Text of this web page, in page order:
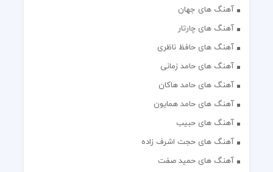
آهنگ های جهان
آهنگ های چارتار
آهنگ های حافظ ناظری
آهنگ های حامد زمانی
آهنگ های حامد هاکان
آهنگ های حامد همایون
آهنگ های حبیب
آهنگ های حجت اشرف زاده
آهنگ های حمید صفت